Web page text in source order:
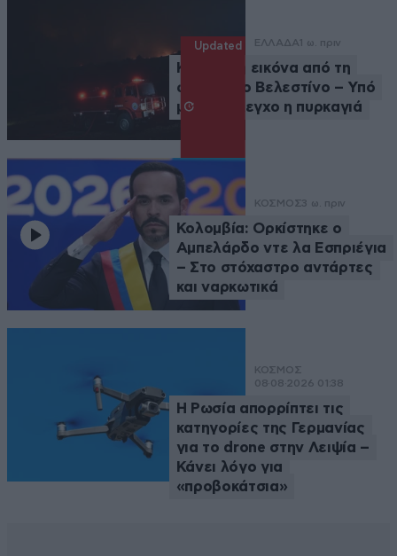
Updated ΕΛΛΑΔΑ 1 ω. πριν
Καλύτερη εικόνα από τη
φωτιά στο Βελεστίνο – Υπό
μερικό έλεγχο η πυρκαγιά
ΚΟΣΜΟΣ3 ω. πριν
Κολομβία: Ορκίστηκε ο
Αμπελάρδο ντε λα Εσπριέγια
– Στο στόχαστρο αντάρτες
και ναρκωτικά
ΚΟΣΜΟΣ
08·08·2026 01:38
Η Ρωσία απορρίπτει τις
κατηγορίες της Γερμανίας
για το drone στην Λειψία –
Κάνει λόγο για
«προβοκάτσια»